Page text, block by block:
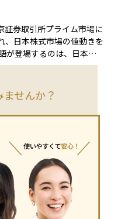
一つです。投資初心者に
歩として選びやすいファン
証券取引所プライム市場に
、日本株式市場の値動きを
託やETFの運用指標を確
について
のものを正確に映す指数」
を示す指数」と捉えられて
価総額加重型の指数であ
受けやすい構造になってい
特定業種の変化が指数に十
として扱われることが多い
方は異なります。指数名の
投資対象としての特徴を見
せんか？